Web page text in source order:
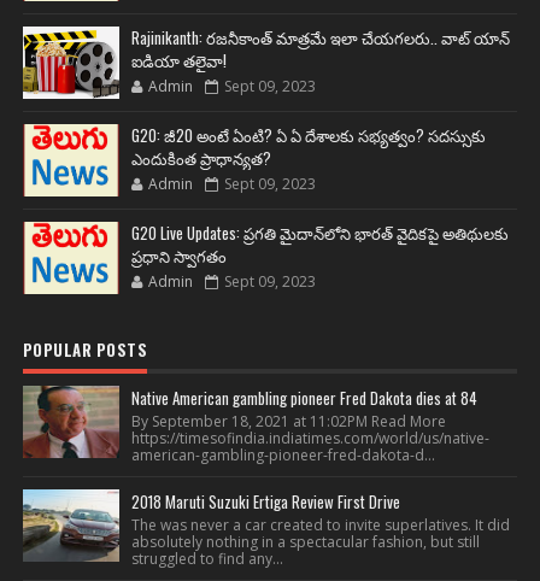
Rajinikanth: రజనీకాంత్ మాత్రమే ఇలా చేయగలరు.. వాట్ యాన్
ఐడియా తలైవా!
Admin Sept 09, 2023
G20: జీ20 అంటే ఏంటి? ఏ ఏ దేశాలకు సభ్యత్వం? సదస్సుకు
ఎందుకింత ప్రాధాన్యత?
Admin Sept 09, 2023
G20 Live Updates: ప్రగతి మైదాన్‌లోని భారత్ వైదికపై అతిథులకు
ప్రధాని స్వాగతం
Admin Sept 09, 2023
POPULAR POSTS
Native American gambling pioneer Fred Dakota dies at 84
By September 18, 2021 at 11:02PM Read More
https://timesofindia.indiatimes.com/world/us/native-
american-gambling-pioneer-fred-dakota-d...
2018 Maruti Suzuki Ertiga Review First Drive
The was never a car created to invite superlatives. It did
absolutely nothing in a spectacular fashion, but still
struggled to find any...